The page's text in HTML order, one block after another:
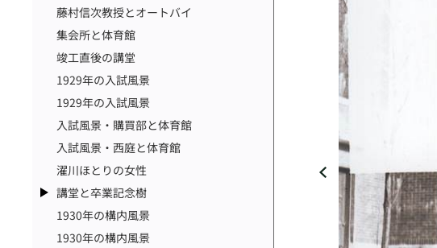
藤村信次教授とオートバイ
集会所と体育館
竣工直後の講堂
1929年の入試風景
1929年の入試風景
入試風景・購買部と体育館
入試風景・西庭と体育館
濯川ほとりの女性
講堂と卒業記念樹
1930年の構内風景
1930年の構内風景